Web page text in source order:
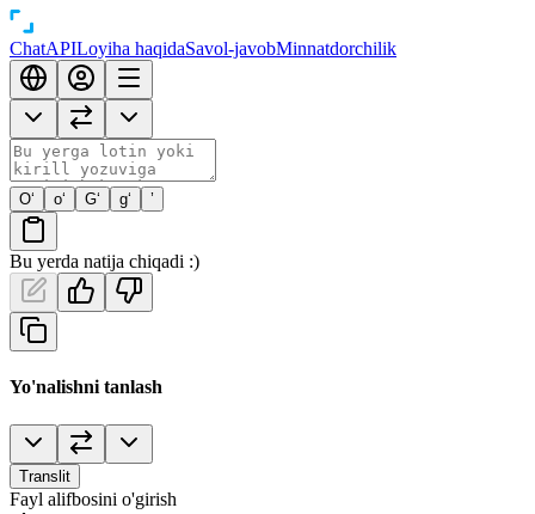
ChatAPILoyiha haqidaSavol-javobMinnatdorchilik
O‘ o‘ G‘ g‘ ’
Bu yerda natija chiqadi :)
Yo'nalishni tanlash
Translit
Fayl alifbosini o'girish